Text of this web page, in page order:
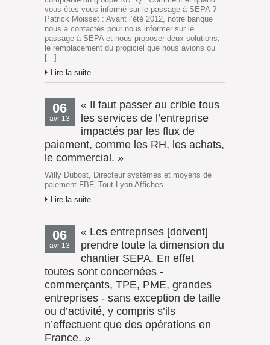
vous êtes-vous informé sur le passage à SEPA ?
Patrick Moisset : Avant l’été 2012, notre banque
nous a contactés pour nous informer sur le
passage à SEPA et nous proposer deux solutions,
le remplacement du progiciel que nous avions ou
[...]
Lire la suite
06
avr 13
« Il faut passer au crible tous
les services de l’entreprise
impactés par les flux de
paiement, comme les RH, les achats,
le commercial. »
Willy Dubost, Directeur systèmes et moyens de
paiement FBF, Tout Lyon Affiches
Lire la suite
06
avr 13
« Les entreprises [doivent]
prendre toute la dimension du
chantier SEPA. En effet
toutes sont concernées -
commerçants, TPE, PME, grandes
entreprises - sans exception de taille
ou d’activité, y compris s’ils
n’effectuent que des opérations en
France. »